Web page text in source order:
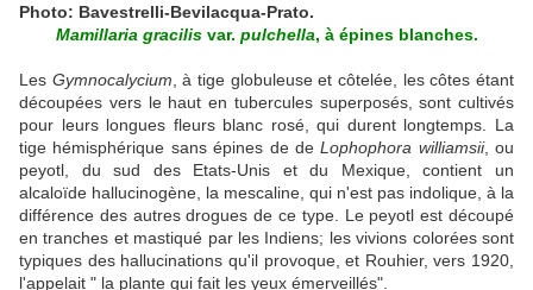
Photo: Bavestrelli-Bevilacqua-Prato.
Mamillaria gracilisvar. pulchella, à épines blanches.
Les Gymnocalycium , à tige globuleuse et côtelée, les côtes étant
découpées vers le haut en tubercules superposés, sont cultivés
pour leurs longues fleurs blanc rosé, qui durent longtemps. La
tige hémisphérique sans épines de deLophophora williamsii, ou
peyotl, du sud des Etats-Unis et du Mexique, contient un
alcaloïde hallucinogène, la mescaline, qui n'est pas indolique, à la
différence des autres drogues de ce type. Le peyotl est découpé
en tranches et mastiqué par les Indiens; les vivions colorées sont
typiques des hallucinations qu'il provoque, et Rouhier, vers 1920,
l'appelait " la plante qui fait les yeux émerveillés".